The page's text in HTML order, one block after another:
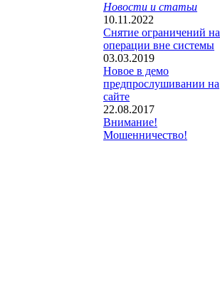
Новости и статьи
10.11.2022
Снятие ограничений на
операции вне системы
03.03.2019
Новое в демо
предпрослушивании на
сайте
22.08.2017
Внимание!
Мошенничество!